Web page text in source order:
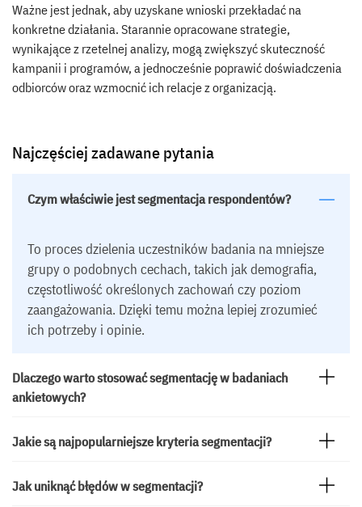
Ważne jest jednak, aby uzyskane wnioski przekładać na
konkretne działania. Starannie opracowane strategie,
wynikające z rzetelnej analizy, mogą zwiększyć skuteczność
kampanii i programów, a jednocześnie poprawić doświadczenia
odbiorców oraz wzmocnić ich relacje z organizacją.
Najczęściej zadawane pytania
Czym właściwie jest segmentacja respondentów?
To proces dzielenia uczestników badania na mniejsze
grupy o podobnych cechach, takich jak demografia,
częstotliwość określonych zachowań czy poziom
zaangażowania. Dzięki temu można lepiej zrozumieć
ich potrzeby i opinie.
Dlaczego warto stosować segmentację w badaniach
ankietowych?
Jakie są najpopularniejsze kryteria segmentacji?
Jak uniknąć błędów w segmentacji?